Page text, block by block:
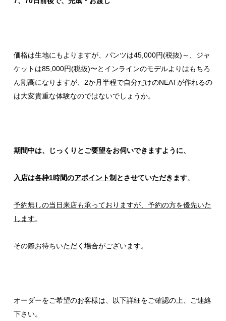
価格は生地にもよりますが、パンツは45,000円(税抜)～、ジャ
ケットは85,000円(税抜)〜とインラインのモデルよりはもちろ
ん割高になりますが、2か月半程で自分だけのNEATが作れるの
は大変貴重な体験なのではないでしょうか。
期間中は、じっくりとご要望をお伺いできますように、
入店は各枠1時間のアポイント制 とさせていただきます。
予約無しの当日来店も承っておりますが、予約の方を優先いた
します。
その際お待ちいただく場合がございます。
オーダーをご希望のお客様は、以下詳細をご確認の上、ご連絡
下さい。